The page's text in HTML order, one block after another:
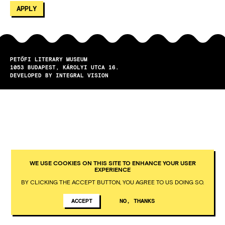
PETŐFI LITERARY MUSEUM
1053
BUDAPEST
KÁROLYI UTCA 16.
DEVELOPED BY INTEGRAL VISION
WE USE COOKIES ON THIS SITE TO ENHANCE YOUR USER
EXPERIENCE
BY CLICKING THE ACCEPT BUTTON, YOU AGREE TO US DOING SO.
ACCEPT NO, THANKS